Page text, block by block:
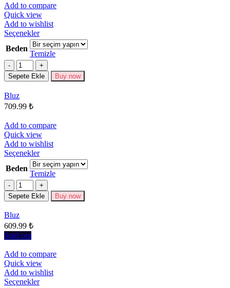
Add to compare
Quick view
Add to wishlist
SeçeneklerBu
ürünün
birden
fazla
varyasyonu
var.
Beden
Temizle
Miktar
Sepete Ekle Buy now
Bluz
709.99 ₺
Add to compare
Quick view
Add to wishlist
SeçeneklerBu
ürünün
birden
fazla
varyasyonu
var.
Beden
Temizle
Miktar
Sepete Ekle Buy now
Bluz
609.99 ₺
Sold out
Add to compare
Quick view
Add to wishlist
SeçeneklerBu